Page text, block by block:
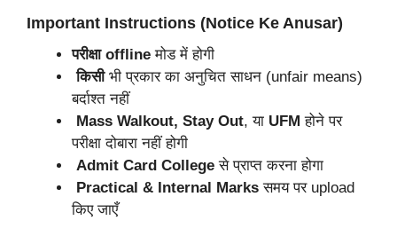
Important Instructions (Notice Ke Anusar)
परीक्षा offline मोड में होगी
किसीभी प्रकार का अनुचित साधन (unfair means)
बर्दाश्त नहीं
Mass Walkout, Stay Out, या UFM होने पर
परीक्षा दोबारा नहीं होगी
Admit Card College से प्राप्त करना होगा
Practical & Internal Marks समय पर upload
किए जाएँ